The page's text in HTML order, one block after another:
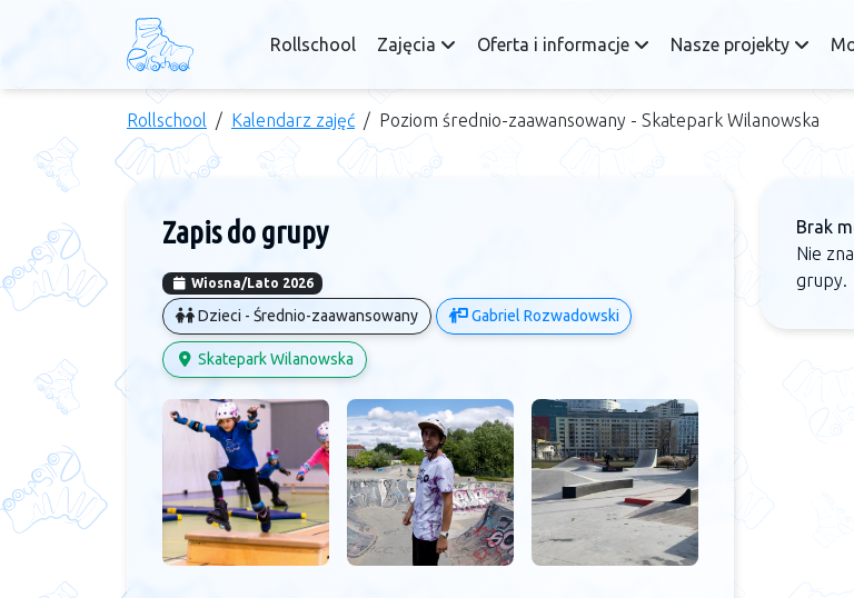
Rollschool Zajęcia Oferta i informacje Nasze projekty
Rollschool Kalendarz zajęć Poziom średnio-zaawansowany - Skatepark Wilanowska
Zapis do grupy
Wiosna/Lato 2026
Dzieci - Średnio-zaawansowany Gabriel Rozwadowski
Skatepark Wilanowska
Brak
Nie
grupy.